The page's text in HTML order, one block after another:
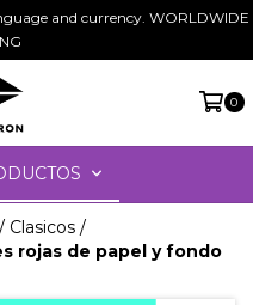
and currency. WORLDWIDE
0
/ Clasicos /
rojas de papel y fondo